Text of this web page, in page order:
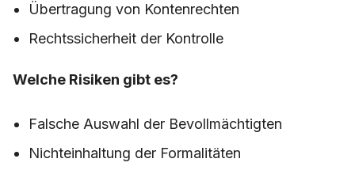
Übertragung von Kontenrechten
Rechtssicherheit der Kontrolle
Welche Risiken gibt es?
Falsche Auswahl der Bevollmächtigten
Nichteinhaltung der Formalitäten